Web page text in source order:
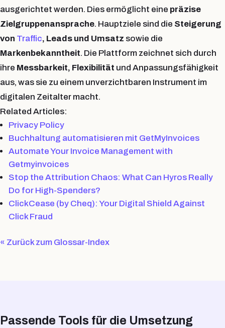
ausgerichtet werden. Dies ermöglicht eine präzise
Zielgruppenansprache. Hauptziele sind die Steigerung
von Traffic, Leads und Umsatz sowie die
Markenbekanntheit. Die Plattform zeichnet sich durch
ihre Messbarkeit, Flexibilität und Anpassungsfähigkeit
aus, was sie zu einem unverzichtbaren Instrument im
digitalen Zeitalter macht.
Related Articles:
Privacy Policy
Buchhaltung automatisieren mit GetMyInvoices
Automate Your Invoice Management with
Getmyinvoices
Stop the Attribution Chaos: What Can Hyros Really
Do for High-Spenders?
ClickCease (by Cheq): Your Digital Shield Against
Click Fraud
« Zurück zum Glossar-Index
Passende Tools für die Umsetzung